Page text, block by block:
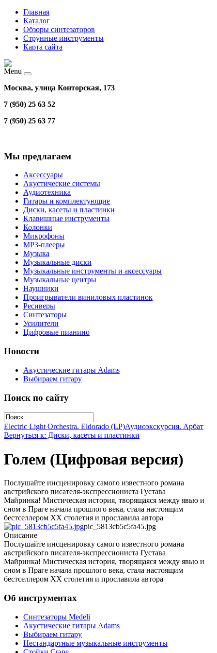
Главная
Каталог
Обзоры синтезаторов
Струнные инструменты
Карта сайта
Menu
Москва, улица Конторская, 173
7 (950) 25 63 52
7 (950) 25 63 77
Мы предлагаем
Аксессуары
Акустические системы
Аудиотехника
Гитары и комплектующие
Диски, касеты и пластинки
Клавишные инструменты
Колонки
Микрофоны
МР3-плееры
Музыка
Музыкальные диски
Музыкальные инструменты и аксессуары
Музыкальные центры
Наушники
Проигрыватели виниловых пластинок
Ресиверы
Синтезаторы
Усилители
Цифровые пианино
Новости
Акустические гитары Adams
Выбираем гитару
Поиск по сайту
Electric Light Orchestra. Eldorado (LP)Аудиоэкскурсия. Арбат
Вернуться к: Диски, касеты и пластинки
Голем (Цифровая версия)
Послушайте инсценировку самого известного романа
австрийского писателя-экспрессиониста Густава
Майринка! Мистическая история, творящаяся между явью и
сном в Праге начала прошлого века, стала настоящим
бестселлером ХХ столетия и прославила автора
pic_5813cb5c5fa45.jpg
Описание
Послушайте инсценировку самого известного романа
австрийского писателя-экспрессиониста Густава
Майринка! Мистическая история, творящаяся между явью и
сном в Праге начала прошлого века, стала настоящим
бестселлером ХХ столетия и прославила автора
Об инструментах
Синтезаторы Мedeli
Акустические гитары Adams
Выбираем гитару
Нестандартные музыкальные инструменты